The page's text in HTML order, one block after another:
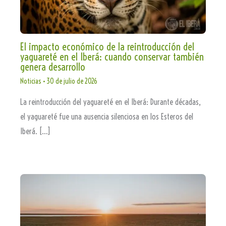
El impacto económico de la reintroducción del
yaguareté en el Iberá: cuando conservar también
genera desarrollo
Noticias • 30 de julio de 2026
La reintroducción del yaguareté en el Iberá: Durante décadas,
el yaguareté fue una ausencia silenciosa en los Esteros del
Iberá. […]